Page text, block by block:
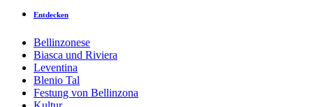
Entdecken
Bellinzonese
Biasca und Riviera
Leventina
Blenio Tal
Festung von Bellinzona